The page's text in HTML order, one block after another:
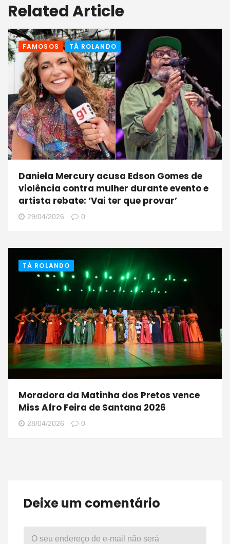
Related Article
FAMOSOS TÁ ROLANDO
Daniela Mercury acusa Edson Gomes de
violência contra mulher durante evento e
artista rebate: ‘Vai ter que provar’
29/04/2026 0
TÁ ROLANDO
Moradora da Matinha dos Pretos vence
Miss Afro Feira de Santana 2026
28/04/2026 0
Deixe um comentário
O seu endereço de e-mail não será